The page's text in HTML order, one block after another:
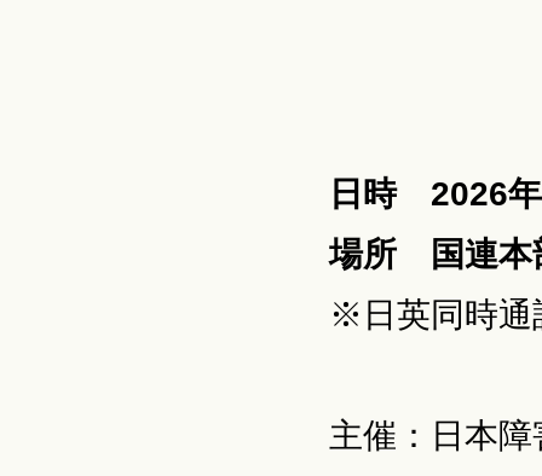
日時 2026年
場所 国連本
※日英同時通
主催：日本